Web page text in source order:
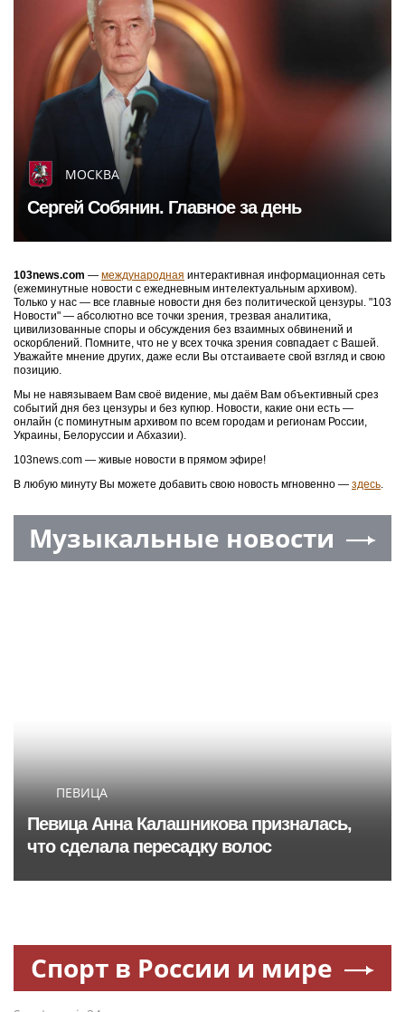
МОСКВА
Сергей Собянин. Главное за день
103news.com — международная интерактивная информационная сеть
(ежеминутные новости с ежедневным интелектуальным архивом).
Только у нас — все главные новости дня без политической цензуры. "103
Новости" — абсолютно все точки зрения, трезвая аналитика,
цивилизованные споры и обсуждения без взаимных обвинений и
оскорблений. Помните, что не у всех точка зрения совпадает с Вашей.
Уважайте мнение других, даже если Вы отстаиваете свой взгляд и свою
позицию.
Мы не навязываем Вам своё видение, мы даём Вам объективный срез
событий дня без цензуры и без купюр. Новости, какие они есть —
онлайн (с поминутным архивом по всем городам и регионам России,
Украины, Белоруссии и Абхазии).
103news.com — живые новости в прямом эфире!
В любую минуту Вы можете добавить свою новость мгновенно — здесь.
Музыкальные новости
ПЕВИЦА
Певица Анна Калашникова призналась,
что сделала пересадку волос
Спорт в России и мире